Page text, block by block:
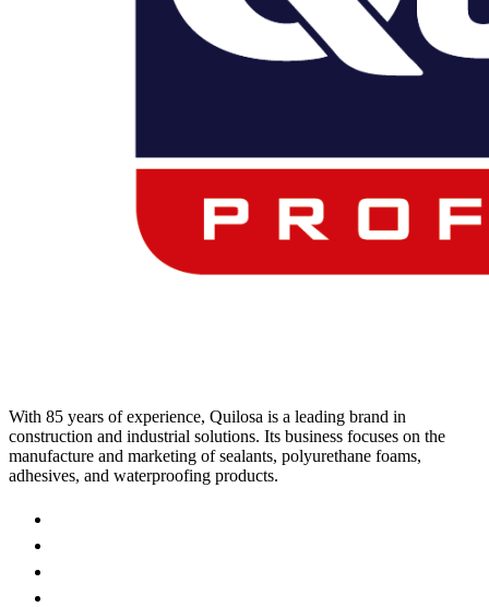
With 85 years of experience, Quilosa is a leading brand in
construction and industrial solutions. Its business focuses on the
manufacture and marketing of sealants, polyurethane foams,
adhesives, and waterproofing products.